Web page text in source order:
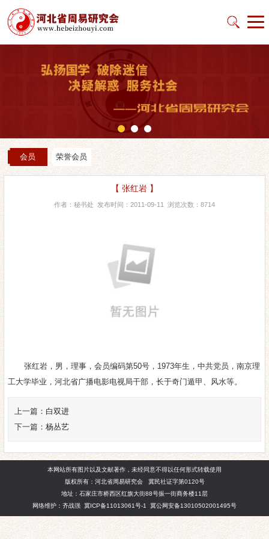
会员 荣誉会员
【 张红岩 】
作者：秘书处 发布时间：2011-09-11 浏览次数：8714
张红岩，男，理事，会员编码第50号，1973年生，中共党员，南京理
工大学毕业，河北省广播电影电视局干部，长于奇门遁甲、风水等。
上一篇： 白双进
下一篇：杨丛艺
本网站所有图片以及文献著作，未经同意不得以任何形式转载使用
版权所有：河北省周易研究会 冀民社证字第0120号
地址：石家庄市桥西区红旗大街88号振一街商务楼11层
网络维护：齐战强 冀ICP备11013061号-1 冀公网安备13010502001495号